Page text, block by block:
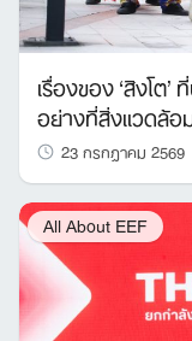
เรื่องของ ‘สิงโต
อย่างที่สิ่งแวดล้อ
23 กรกฎาคม 2569
All About EEF